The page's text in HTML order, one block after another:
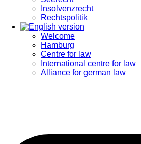
Insolvenzrecht
Rechtspolitik
Welcome
Hamburg
Centre for law
International centre for law
Alliance for german law